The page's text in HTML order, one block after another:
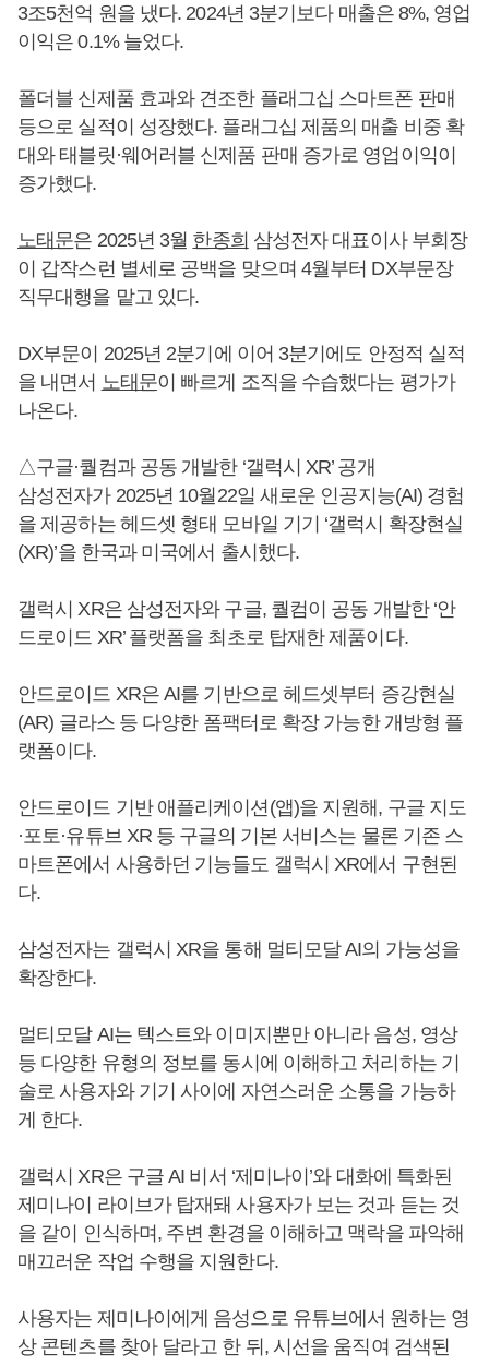
3조5천억 원을 냈다. 2024년 3분기보다 매출은 8%, 영업
이익은 0.1% 늘었다.
폴더블 신제품 효과와 견조한 플래그십 스마트폰 판매
등으로 실적이 성장했다. 플래그십 제품의 매출 비중 확
대와 태블릿·웨어러블 신제품 판매 증가로 영업이익이
증가했다.
노태문은 2025년 3월 한종희 삼성전자 대표이사 부회장
이 갑작스런 별세로 공백을 맞으며 4월부터 DX부문장
직무대행을 맡고 있다.
DX부문이 2025년 2분기에 이어 3분기에도 안정적 실적
을 내면서 노태문이 빠르게 조직을 수습했다는 평가가
나온다.
△구글·퀄컴과 공동 개발한 ‘갤럭시 XR’ 공개
삼성전자가 2025년 10월22일 새로운 인공지능(AI) 경험
을 제공하는 헤드셋 형태 모바일 기기 ‘갤럭시 확장현실
(XR)’을 한국과 미국에서 출시했다.
갤럭시 XR은 삼성전자와 구글, 퀄컴이 공동 개발한 ‘안
드로이드 XR’ 플랫폼을 최초로 탑재한 제품이다.
안드로이드 XR은 AI를 기반으로 헤드셋부터 증강현실
(AR) 글라스 등 다양한 폼팩터로 확장 가능한 개방형 플
랫폼이다.
안드로이드 기반 애플리케이션(앱)을 지원해, 구글 지도
·포토·유튜브 XR 등 구글의 기본 서비스는 물론 기존 스
마트폰에서 사용하던 기능들도 갤럭시 XR에서 구현된
다.
삼성전자는 갤럭시 XR을 통해 멀티모달 AI의 가능성을
확장한다.
멀티모달 AI는 텍스트와 이미지뿐만 아니라 음성, 영상
등 다양한 유형의 정보를 동시에 이해하고 처리하는 기
술로 사용자와 기기 사이에 자연스러운 소통을 가능하
게 한다.
갤럭시 XR은 구글 AI 비서 ‘제미나이’와 대화에 특화된
제미나이 라이브가 탑재돼 사용자가 보는 것과 듣는 것
을 같이 인식하며, 주변 환경을 이해하고 맥락을 파악해
매끄러운 작업 수행을 지원한다.
사용자는 제미나이에게 음성으로 유튜브에서 원하는 영
상 콘텐츠를 찾아 달라고 한 뒤, 시선을 움직여 검색된